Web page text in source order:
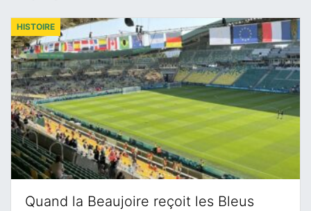
Quand la Beaujoire reçoit les Bleus
HISTOIRE